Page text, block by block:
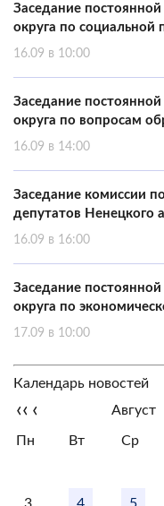
Заседание
округа по социальной
16.09 в 10:00
Заседание
округа по вопросам
16.09 в 14:00
Заседание комиссии
депутатов Ненецкого
16.09 в 16:00
Заседание
округа по
17.09 в 10:00
Календарь новостей
‹‹ ‹ Август
Пн Вт Ср